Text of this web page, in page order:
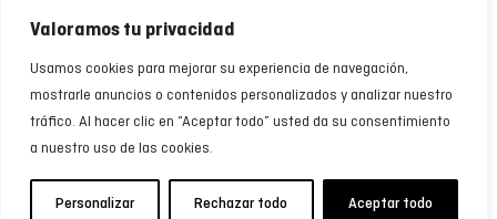
Valoramos tu privacidad
Usamos cookies para mejorar su experiencia de navegación,
mostrarle anuncios o contenidos personalizados y analizar nuestro
tráfico. Al hacer clic en “Aceptar todo” usted da su consentimiento
a nuestro uso de las cookies.
Personalizar Rechazar todo Aceptar todo
Atención al cliente